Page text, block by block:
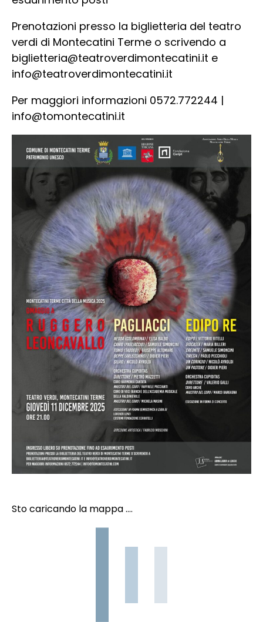
Prenotazioni presso la biglietteria del teatro
verdi di Montecatini Terme o scrivendo a
biglietteria@teatroverdimontecatini.it e
info@teatroverdimontecatini.it
Per maggiori informazioni 0572.772244 |
info@tomontecatini.it
Sto caricando la mappa ....